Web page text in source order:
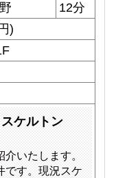
12分
)
ケルトン
いたします。
です。現況スケ